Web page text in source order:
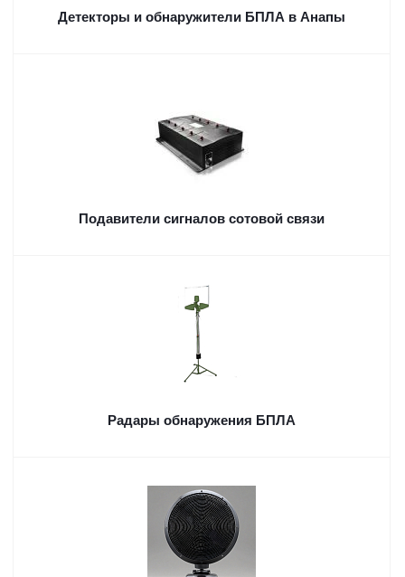
Детекторы и обнаружители БПЛА в Анапы
Подавители сигналов сотовой связи
Радары обнаружения БПЛА